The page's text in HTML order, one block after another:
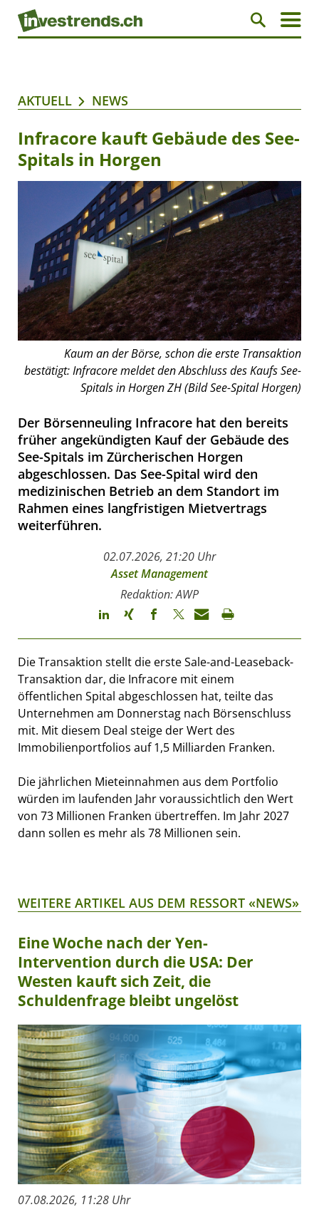
AKTUELL NEWS
Infracore kauft Gebäude des See-
Spitals in Horgen
Kaum an der Börse, schon die erste Transaktion
bestätigt: Infracore meldet den Abschluss des Kaufs See-
Spitals in Horgen ZH (Bild See-Spital Horgen)
Der Börsenneuling Infracore hat den bereits
früher angekündigten Kauf der Gebäude des
See-Spitals im Zürcherischen Horgen
abgeschlossen. Das See-Spital wird den
medizinischen Betrieb an dem Standort im
Rahmen eines langfristigen Mietvertrags
weiterführen.
02.07.2026, 21:20 Uhr
Asset Management
Redaktion: AWP
Die Transaktion stellt die erste Sale-and-Leaseback-
Transaktion dar, die Infracore mit einem
öffentlichen Spital abgeschlossen hat, teilte das
Unternehmen am Donnerstag nach Börsenschluss
mit. Mit diesem Deal steige der Wert des
Immobilienportfolios auf 1,5 Milliarden Franken.
Die jährlichen Mieteinnahmen aus dem Portfolio
würden im laufenden Jahr voraussichtlich den Wert
von 73 Millionen Franken übertreffen. Im Jahr 2027
dann sollen es mehr als 78 Millionen sein.
WEITERE ARTIKEL AUS DEM RESSORT «NEWS»
Eine Woche nach der Yen-
Intervention durch die USA: Der
Westen kauft sich Zeit, die
Schuldenfrage bleibt ungelöst
07.08.2026, 11:28 Uhr